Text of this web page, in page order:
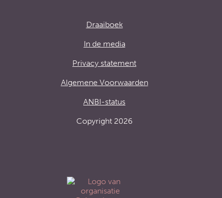
Draaiboek
In de media
Privacy statement
Algemene Voorwaarden
ANBI-status
Copyright 2026